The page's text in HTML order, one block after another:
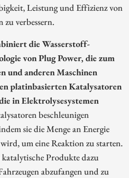
Leistung und Effizienz von
zu verbessern.
die Wasserstoff-
von Plug Power, die zum
und anderen Maschinen
platinbasierten Katalysatoren
in Elektrolysesystemen
beschleunigen
sie die Menge an Energie
um eine Reaktion zu starten.
Produkte dazu
abzufangen und zu